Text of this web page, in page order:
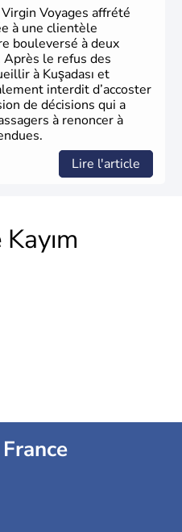
Voyages affrété
à une clientèle
bouleversé à deux
le refus des
à Kuşadası et
interdit d’accoster
de décisions qui a
à renoncer à
Lire l'article
Kayım